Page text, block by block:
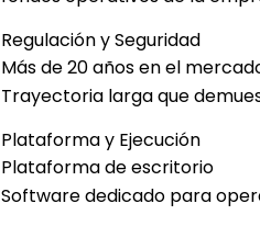
Regulación y Seguridad
Más de 20 años en el
Trayectoria larga que
Plataforma y Ejecución
Plataforma de escritorio
Software dedicado para